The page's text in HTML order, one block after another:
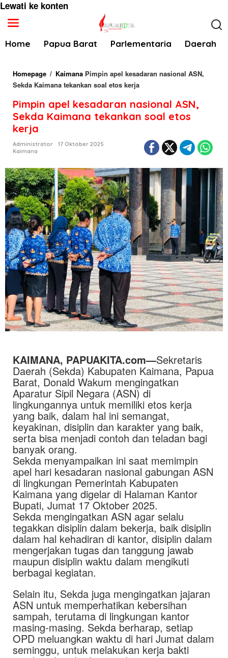
Lewati ke konten
Home Papua Barat Parlementaria Daerah
Homepage / Kaimana Pimpin apel kesadaran nasional ASN,
Sekda Kaimana tekankan soal etos kerja
Pimpin apel kesadaran nasional ASN,
Sekda Kaimana tekankan soal etos
kerja
Administrator
17 Oktober 2025
Kaimana
KAIMANA, PAPUAKITA.com—Sekretaris
Daerah (Sekda) Kabupaten Kaimana, Papua
Barat, Donald Wakum mengingatkan
Aparatur Sipil Negara (ASN) di
lingkungannya untuk memiliki etos kerja
yang baik, dalam hal ini semangat,
keyakinan, disiplin dan karakter yang baik,
serta bisa menjadi contoh dan teladan bagi
banyak orang.
Sekda menyampaikan ini saat memimpin
apel hari kesadaran nasional gabungan ASN
di lingkungan Pemerintah Kabupaten
Kaimana yang digelar di Halaman Kantor
Bupati, Jumat 17 Oktober 2025.
Sekda mengingatkan ASN agar selalu
tegakkan disiplin dalam bekerja, baik disiplin
dalam hal kehadiran di kantor, disiplin dalam
mengerjakan tugas dan tanggung jawab
maupun disiplin waktu dalam mengikuti
berbagai kegiatan.
Selain itu, Sekda juga mengingatkan jajaran
ASN untuk memperhatikan kebersihan
sampah, terutama di lingkungan kantor
masing-masing. Sekda berharap, setiap
OPD meluangkan waktu di hari Jumat dalam
seminggu, untuk melakukan kerja bakti